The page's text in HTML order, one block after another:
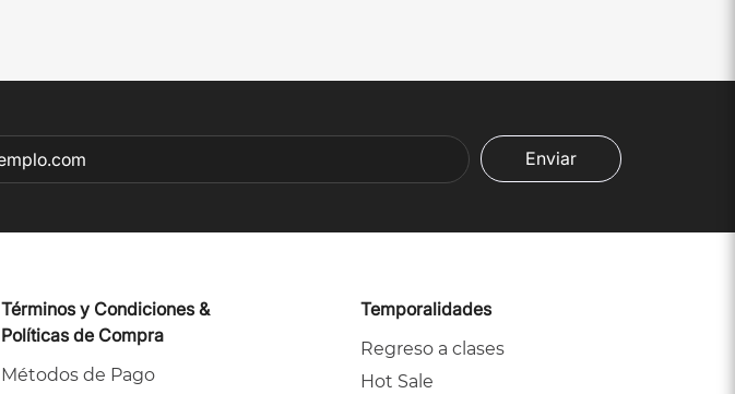
Enviar
Términos y Condiciones &
Políticas de Compra
Métodos de Pago
Temporalidades
Regreso a clases
Hot Sale